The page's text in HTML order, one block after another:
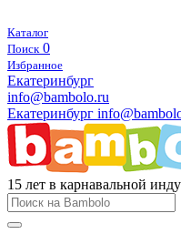
Каталог
Поиск 0
Избранное
Екатеринбург
info@bambolo.ru
Екатеринбург
15 лет в карнавальной